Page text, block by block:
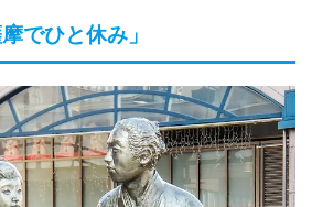
でひと休み」